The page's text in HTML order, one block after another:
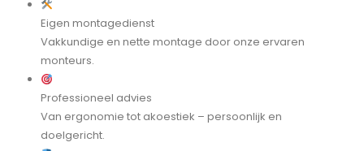
Eigen montagedienst
Vakkundige en nette montage door onze ervaren
monteurs.
Professioneel advies
Van ergonomie tot akoestiek – persoonlijk en
doelgericht.